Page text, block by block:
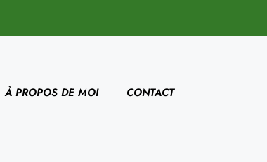
À PROPOS DE MOI CONTACT